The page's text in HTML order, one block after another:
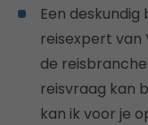
Een deskundig
reisexpert van
de
reisvraag kan
kan ik voor je